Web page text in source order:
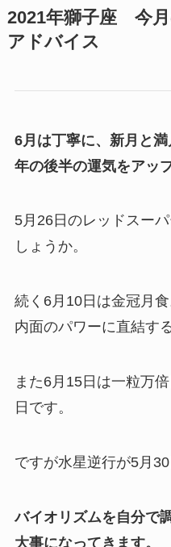
2021年獅子座 今月
アドバイス
6月は丁寧に、新月と
年の後半の運気をアッ
5月26日のレッドスー
しょうか。
続く6月10日は金冠月
内面のパワーに直結す
また6月15日は一粒万
日です。
ですが水星逆行が5月
バイオリズムを自分で
大事になってきます。